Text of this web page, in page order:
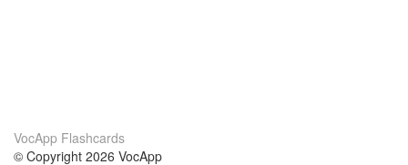
VocApp Flashcards
© Copyright 2026 VocApp